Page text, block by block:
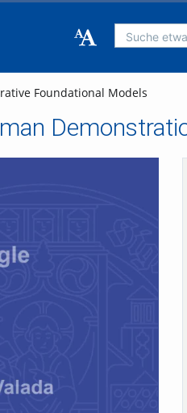
Suche
Foundational Models